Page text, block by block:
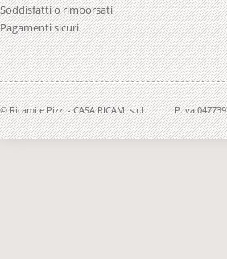
Soddisfatti o rimborsati
Pagamenti sicuri
© Ricami e Pizzi - CASA RICAMI s.r.l. P.Iva